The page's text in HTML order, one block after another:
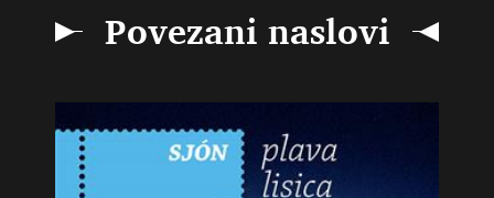
Povezani naslovi